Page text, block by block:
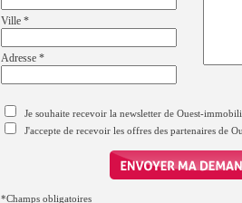
Ville *
Adresse *
Je souhaite recevoir la newsletter de Ouest-
J'accepte de recevoir les offres des partenaires de
*Champs obligatoires